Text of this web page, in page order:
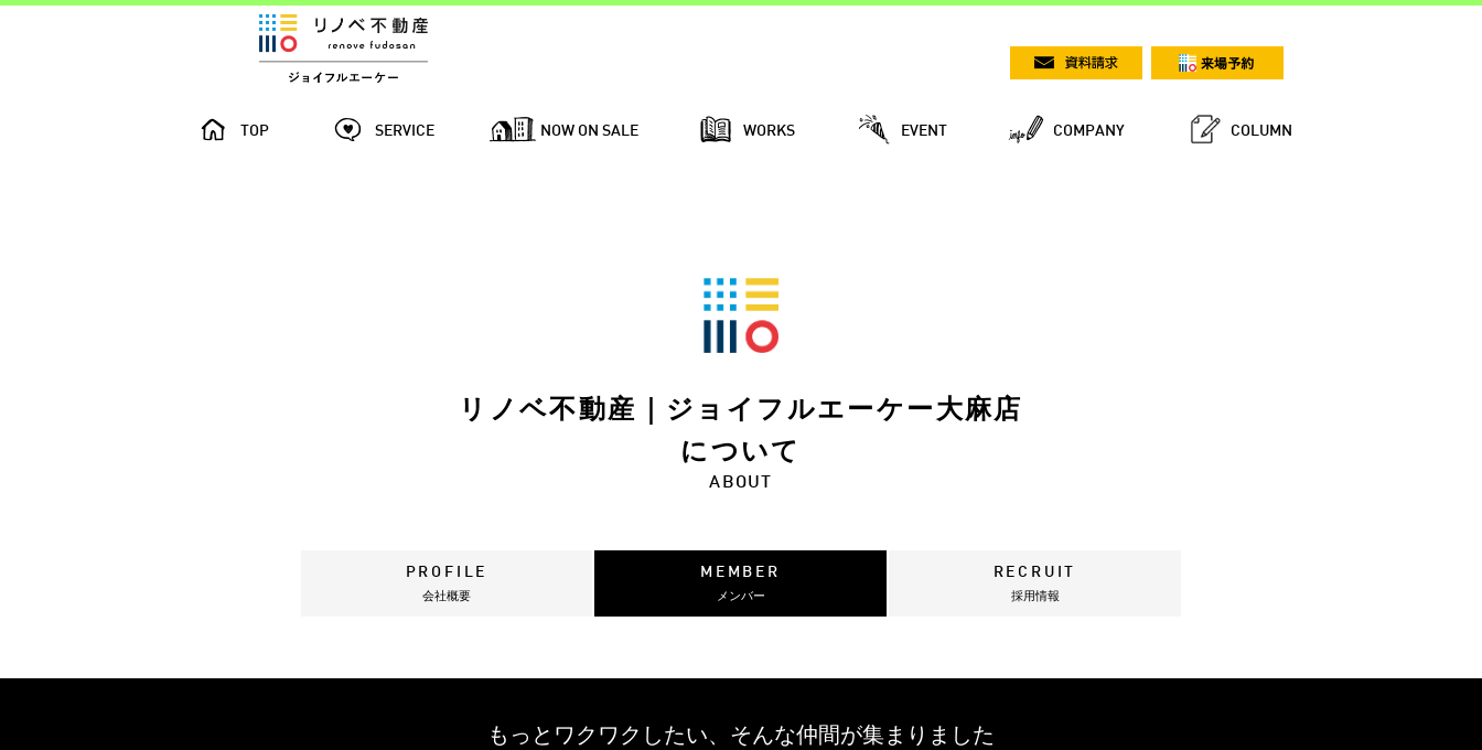
TOP SERVICE NOW ON SALE WORKS EVENT COMPANY COLUMN
リノベ不動産｜ジョイフルエーケー大麻店
について
ABOUT
PROFILE
会社概要
MEMBER
メンバー
RECRUIT
採用情報
もっとワクワクしたい、 そんな仲間が集まりました